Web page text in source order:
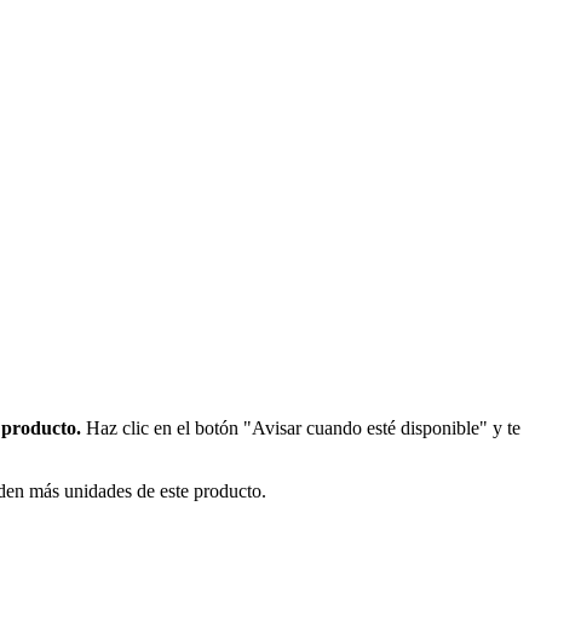
Haz clic en el botón "Avisar cuando esté disponible" y te
más unidades de este producto.